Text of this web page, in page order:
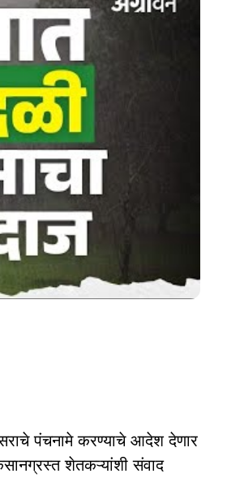
पंचनामे करण्याचे आदेश देणार
शेतकऱ्यांशी संवाद